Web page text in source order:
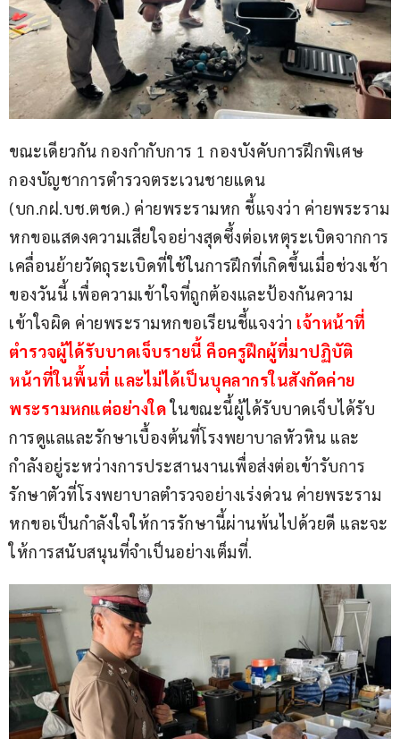
ขณะเดียวกัน กองกำกับการ 1 กองบังคับการฝึกพิเศษ
กองบัญชาการตำรวจตระเวนชายแดน
(บก.กฝ.บช.ตชด.) ค่ายพระรามหก ชี้แจงว่า ค่ายพระราม
หกขอแสดงความเสียใจอย่างสุดซึ้งต่อเหตุระเบิดจากการ
เคลื่อนย้ายวัตถุระเบิดที่ใช้ในการฝึกที่เกิดขึ้นเมื่อช่วงเช้า
ของวันนี้ เพื่อความเข้าใจที่ถูกต้องและป้องกันความ
เข้าใจผิด ค่ายพระรามหกขอเรียนชี้แจงว่า เจ้าหน้าที่
ตำรวจผู้ได้รับบาดเจ็บรายนี้ คือครูฝึกผู้ที่มาปฏิบัติ
หน้าที่ในพื้นที่ และไม่ได้เป็นบุคลากรในสังกัดค่าย
พระรามหกแต่อย่างใด ในขณะนี้ผู้ได้รับบาดเจ็บได้รับ
การดูแลและรักษาเบื้องต้นที่โรงพยาบาลหัวหิน และ
กำลังอยู่ระหว่างการประสานงานเพื่อส่งต่อเข้ารับการ
รักษาตัวที่โรงพยาบาลตำรวจอย่างเร่งด่วน ค่ายพระราม
หกขอเป็นกำลังใจให้การรักษานี้ผ่านพ้นไปด้วยดี และจะ
ให้การสนับสนุนที่จำเป็นอย่างเต็มที่.